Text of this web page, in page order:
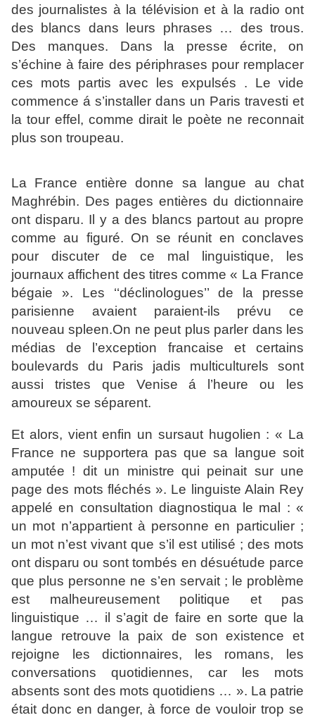
des journalistes à la télévision et à la radio ont
des blancs dans leurs phrases … des trous.
Des manques. Dans la presse écrite, on
s’échine à faire des périphrases pour remplacer
ces mots partis avec les expulsés . Le vide
commence á s’installer dans un Paris travesti et
la tour effel, comme dirait le poète ne reconnait
plus son troupeau.
La France entière donne sa langue au chat
Maghrébin. Des pages entières du dictionnaire
ont disparu. Il y a des blancs partout au propre
comme au figuré. On se réunit en conclaves
pour discuter de ce mal linguistique, les
journaux affichent des titres comme « La France
bégaie ». Les ‘‘déclinologues’’ de la presse
parisienne avaient paraient-ils prévu ce
nouveau spleen.On ne peut plus parler dans les
médias de l’exception francaise et certains
boulevards du Paris jadis multiculturels sont
aussi tristes que Venise á l’heure ou les
amoureux se séparent.
Et alors, vient enfin un sursaut hugolien : « La
France ne supportera pas que sa langue soit
amputée ! dit un ministre qui peinait sur une
page des mots fléchés ». Le linguiste Alain Rey
appelé en consultation diagnostiqua le mal : «
un mot n’appartient à personne en particulier ;
un mot n’est vivant que s’il est utilisé ; des mots
ont disparu ou sont tombés en désuétude parce
que plus personne ne s’en servait ; le problème
est malheureusement politique et pas
linguistique … il s’agit de faire en sorte que la
langue retrouve la paix de son existence et
rejoigne les dictionnaires, les romans, les
conversations quotidiennes, car les mots
absents sont des mots quotidiens … ». La patrie
était donc en danger, à force de vouloir trop se